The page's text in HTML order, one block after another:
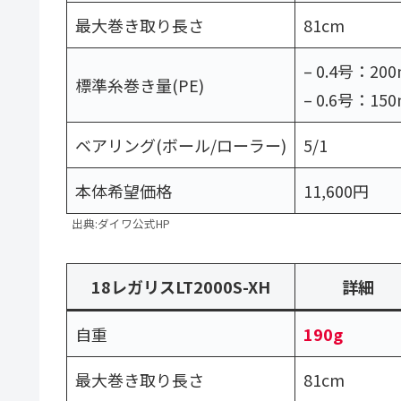
最大巻き取り長さ
81cm
標準糸巻き量(PE)
– 0.4号：
– 0.6号：
ベアリング(ボール/ローラー)
5/1
本体希望価格
11,600円
出典:ダイワ公式HP
18レガリスLT2000S-XH 詳細
自重
190g
最大巻き取り長さ
81cm